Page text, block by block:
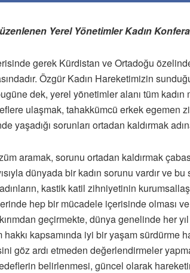
Yerel Yönetimler Kadın
gerek Kürdistan ve Ortadoğu
Özgür Kadın Hareketimizin
dek, yerel yönetimler alanı tüm
ulaşmak, tahakkümcü erkek
yaşadığı sorunları ortadan kaldırmak
aramak, sorunu ortadan kaldırmak
dünyada bir kadın sorunu vardır ve
kastik katil zihniyetinin
hep bir mücadele içerisinde olması
geçirmekte, dünya genelinde her
kapsamında iyi bir yaşam
göz ardı etmeden değerlendirmeler
belirlenmesi, güncel olarak